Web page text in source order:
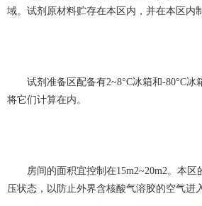
域。试剂原材料贮存在本区内，并在本区内
试剂准备区配备有2~8°C冰箱和-80°C
将它们计算在内。
房间的面积宜控制在15m2~20m2。本
压状态，以防止外界含核酸气溶胶的空气进